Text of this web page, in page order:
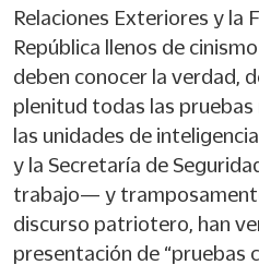
Relaciones Exteriores y la
República llenos de
deben conocer la verdad,
plenitud todas las pruebas
las unidades de
y la Secretaría de
trabajo— y
discurso patriotero, han
presentación de “pruebas